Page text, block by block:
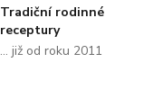
Tradiční rodinné
receptury
... již od roku 2011